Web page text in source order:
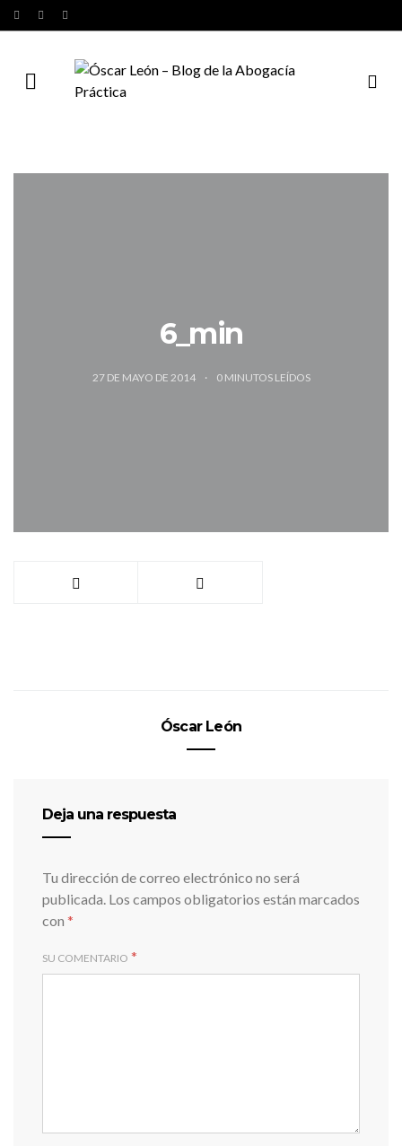
6_min
27 DE MAYO DE 2014 0 MINUTOS LEÍDOS
Óscar León
Deja una respuesta
Tu dirección de correo electrónico no será
publicada. Los campos obligatorios están marcados
con *
SU COMENTARIO *